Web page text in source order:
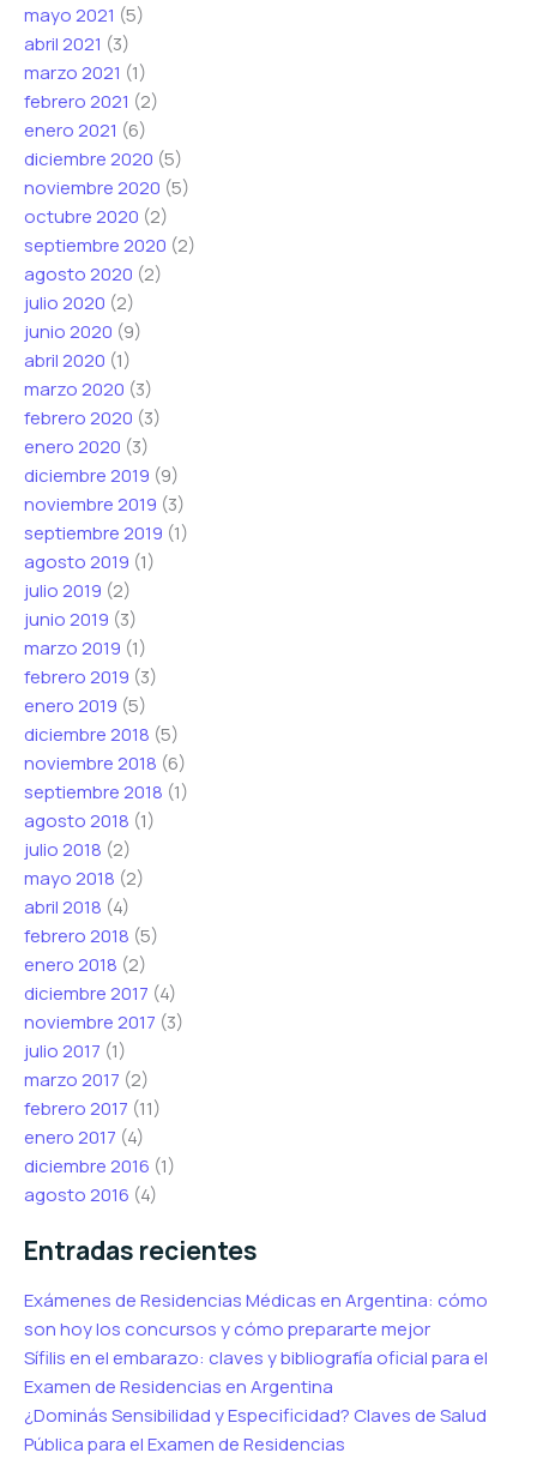
mayo 2021 (5)
abril 2021 (3)
marzo 2021 (1)
febrero 2021 (2)
enero 2021 (6)
diciembre 2020 (5)
noviembre 2020 (5)
octubre 2020 (2)
septiembre 2020 (2)
agosto 2020 (2)
julio 2020 (2)
junio 2020 (9)
abril 2020 (1)
marzo 2020 (3)
febrero 2020 (3)
enero 2020 (3)
diciembre 2019 (9)
noviembre 2019 (3)
septiembre 2019 (1)
agosto 2019 (1)
julio 2019 (2)
junio 2019 (3)
marzo 2019 (1)
febrero 2019 (3)
enero 2019 (5)
diciembre 2018 (5)
noviembre 2018 (6)
septiembre 2018 (1)
agosto 2018 (1)
julio 2018 (2)
mayo 2018 (2)
abril 2018 (4)
febrero 2018 (5)
enero 2018 (2)
diciembre 2017 (4)
noviembre 2017 (3)
julio 2017 (1)
marzo 2017 (2)
febrero 2017 (11)
enero 2017 (4)
diciembre 2016 (1)
agosto 2016 (4)
Entradas recientes
Exámenes de Residencias Médicas en Argentina: cómo
son hoy los concursos y cómo prepararte mejor
Sífilis en el embarazo: claves y bibliografía oficial para el
Examen de Residencias en Argentina
¿Dominás Sensibilidad y Especificidad? Claves de Salud
Pública para el Examen de Residencias